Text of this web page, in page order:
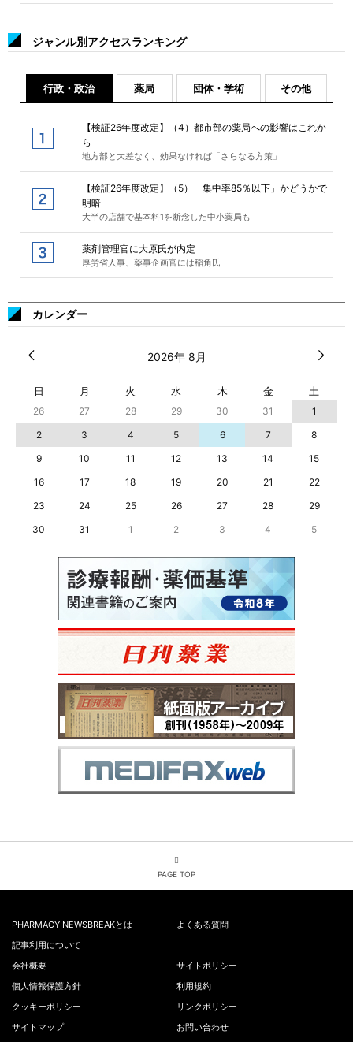
ジャンル別アクセスランキング
行政・政治 薬局 団体・学術 その他
【検証26年度改定】（4）都市部の薬局への影響はこれか
ら
地方部と大差なく、効果なければ「さらなる方策」
【検証26年度改定】（5）「集中率85％以下」かどうかで
明暗
大半の店舗で基本料1を断念した中小薬局も
薬剤管理官に大原氏が内定
厚労省人事、薬事企画官には稲角氏
カレンダー
2026年 8月
日 月 火 水 木 金 土
26 27 28 29 30 31
1
2
3 4 5 6 7
8
9
10 11 12 13 14
15
16
17 18 19 20 21
22
23
24 25 26 27 28
29
30
31 1 2 3 4 5
PAGE TOP
PHARMACY NEWSBREAKとは
よくある質問
記事利用について
会社概要
サイトポリシー
個人情報保護方針
利用規約
クッキーポリシー
リンクポリシー
サイトマップ
お問い合わせ